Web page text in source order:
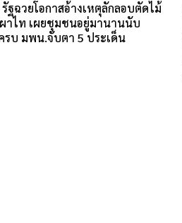
ฐฉวยโอกาสอ้างเหตุลักลอบตัดไม้
าไท เผยชุมชนอยู่มานานนับ
รบ มพน.จับตา 5 ประเด็น